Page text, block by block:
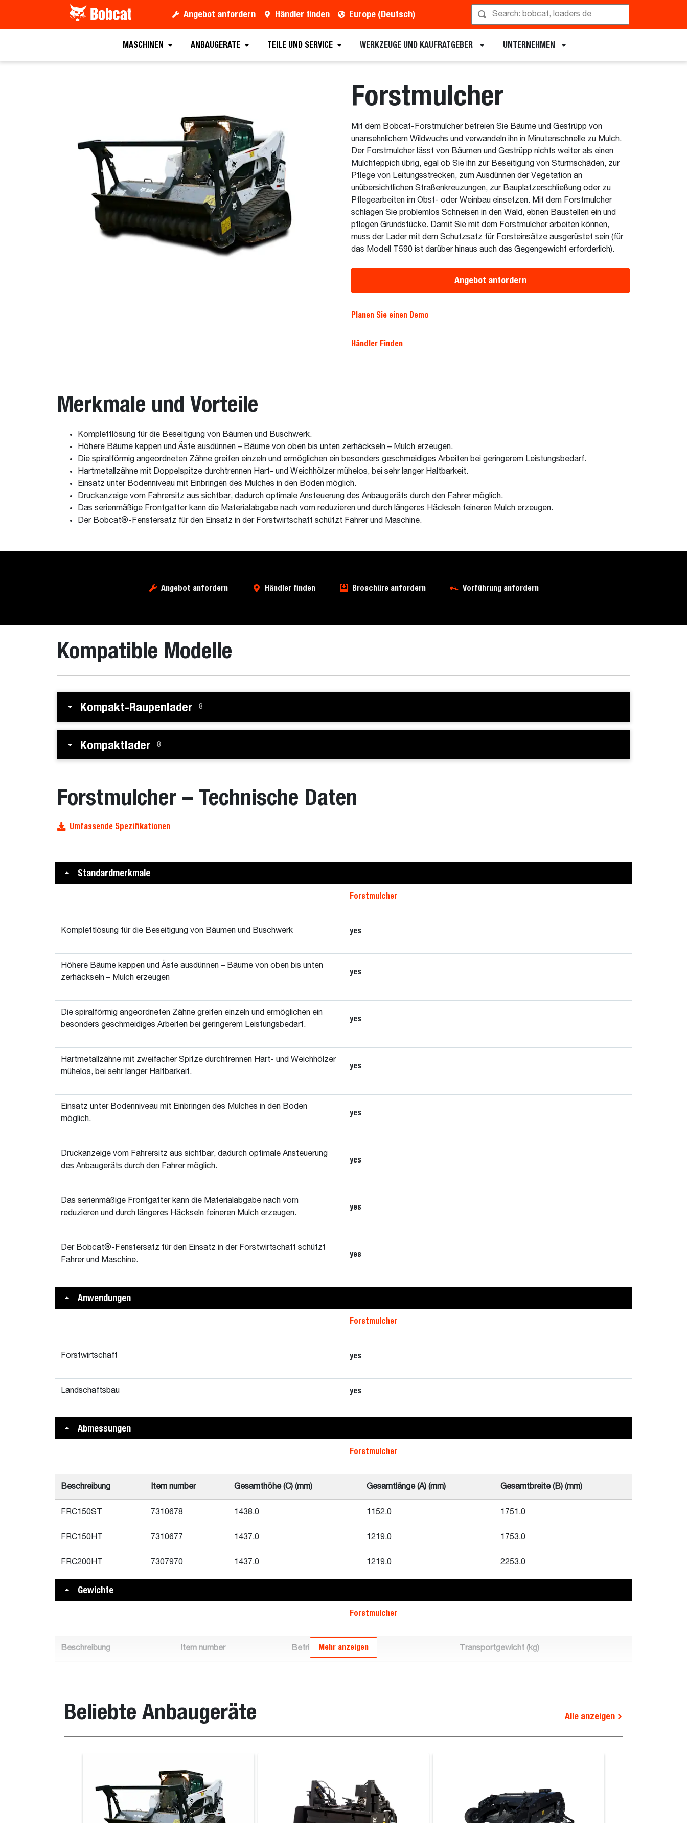
Angebot anfordern Händler finden Europe (Deutsch)
MASCHINEN ANBAUGERATE TEILE UND SERVICE WERKZEUGE UND KAUFRATGEBER UNTERNEHMEN
Forstmulcher
Mit dem Bobcat-Forstmulcher befreien Sie Bäume und Gestrüpp von
unansehnlichem Wildwuchs und verwandeln ihn in Minutenschnelle zu Mulch.
Der Forstmulcher lässt von Bäumen und Gestrüpp nichts weiter als einen
Mulchteppich übrig, egal ob Sie ihn zur Beseitigung von Sturmschäden, zur
Pflege von Leitungsstrecken, zum Ausdünnen der Vegetation an
unübersichtlichen Straßenkreuzungen, zur Bauplatzerschließung oder zu
Pflegearbeiten im Obst- oder Weinbau einsetzen. Mit dem Forstmulcher
schlagen Sie problemlos Schneisen in den Wald, ebnen Baustellen ein und
pflegen Grundstücke. Damit Sie mit dem Forstmulcher arbeiten können,
muss der Lader mit dem Schutzsatz für Forsteinsätze ausgerüstet sein (für
das Modell T590 ist darüber hinaus auch das Gegengewicht erforderlich).
Angebot anfordern
Planen Sie einen Demo
Händler Finden
Merkmale und Vorteile
Komplettlösung für die Beseitigung von Bäumen und Buschwerk.
Höhere Bäume kappen und Äste ausdünnen – Bäume von oben bis unten zerhäckseln – Mulch erzeugen.
Die spiralförmig angeordneten Zähne greifen einzeln und ermöglichen ein besonders geschmeidiges Arbeiten bei geringerem Leistungsbedarf.
Hartmetallzähne mit Doppelspitze durchtrennen Hart- und Weichhölzer mühelos, bei sehr langer Haltbarkeit.
Einsatz unter Bodenniveau mit Einbringen des Mulches in den Boden möglich.
Druckanzeige vom Fahrersitz aus sichtbar, dadurch optimale Ansteuerung des Anbaugeräts durch den Fahrer möglich.
Das serienmäßige Frontgatter kann die Materialabgabe nach vorn reduzieren und durch längeres Häckseln feineren Mulch erzeugen.
Der Bobcat®-Fenstersatz für den Einsatz in der Forstwirtschaft schützt Fahrer und Maschine.
Angebot anfordern Händler finden Broschüre anfordern Vorführung anfordern
Angebot anfordern Händler finden Broschüre anfordern Vorführung anfordern
Kompatible Modelle
Kompakt-Raupenlader 8
Kompaktlader 8
Forstmulcher – Technische Daten
Umfassende Spezifikationen
Standardmerkmale
Forstmulcher
Komplettlösung für die Beseitigung von Bäumen und Buschwerk yes
Höhere Bäume kappen und Äste ausdünnen – Bäume von oben bis unten
zerhäckseln – Mulch erzeugen
yes
Die spiralförmig angeordneten Zähne greifen einzeln und ermöglichen ein
besonders geschmeidiges Arbeiten bei geringerem Leistungsbedarf.
yes
Hartmetallzähne mit zweifacher Spitze durchtrennen Hart- und Weichhölzer
mühelos, bei sehr langer Haltbarkeit.
yes
Einsatz unter Bodenniveau mit Einbringen des Mulches in den Boden
möglich.
yes
Druckanzeige vom Fahrersitz aus sichtbar, dadurch optimale Ansteuerung
des Anbaugeräts durch den Fahrer möglich.
yes
Das serienmäßige Frontgatter kann die Materialabgabe nach vorn
reduzieren und durch längeres Häckseln feineren Mulch erzeugen.
yes
Der Bobcat®-Fenstersatz für den Einsatz in der Forstwirtschaft schützt
Fahrer und Maschine.
yes
Anwendungen
Forstmulcher
Forstwirtschaft yes
Landschaftsbau yes
Abmessungen
Forstmulcher
Beschreibung Item number Gesamthöhe (C) (mm) Gesamtlänge (A) (mm) Gesamtbreite (B) (mm)
FRC150ST 7310678 1438.0 1152.0 1751.0
FRC150HT 7310677 1437.0 1219.0 1753.0
FRC200HT 7307970 1437.0 1219.0 2253.0
Gewichte
Forstmulcher
Beschreibung Item number Betriebsgewicht (kg) Transportgewicht (kg)
7307970
Beschreibung Nummer Zugelassen für Lader Funktionsanforderungen
Mehr anzeigen
Beliebte Anbaugeräte Alle anzeigen